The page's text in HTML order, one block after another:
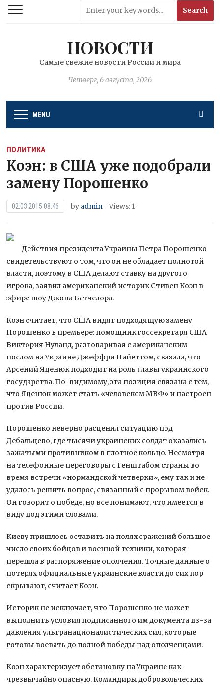
НОВОСТИ
Самые свежие новости России и мира
Четверг, 6 августа, 2026
MENU
ПОЛИТИКА
Коэн: в США уже подобрали
замену Порошенко
02.03.2015 08:46 by admin Views: 1
Действия президента Украины Петра Порошенко
свидетельствуют о том, что он не обладает полнотой
власти, поэтому в США делают ставку на другого
игрока, заявил американский историк Стивен Коэн в
эфире шоу Джона Батчелора.
Коэн считает, что США видят подходящую замену
Порошенко в премьере: помощник госсекретаря США
Виктория Нуланд, разговаривая с американским
послом на Украине Джеффри Пайеттом, сказала, что
Арсений Яценюк подходит на роль главы украинского
государства. По-видимому, эта позиция связана с тем,
что Яценюк может стать «человеком МВФ» и настроен
против России.
Порошенко неверно расценил ситуацию под
Дебальцево, где тысячи украинских солдат оказались
зажатыми противником в плотное кольцо. Несмотря
на телефонные переговоры с Генштабом страны во
время встречи «нормандской четверки», ему так и не
удалось решить вопрос, связанный с прорывом войск.
Он говорит о победе, но все понимают, что имеется в
виду под этими словами.
Киеву пришлось оставить на полях сражений большое
число своих бойцов и военной техники, которая
перешла в распоряжение ополчения. Точные данные о
потерях официальные украинские власти до сих пор
скрывают, считает Коэн.
Историк не исключает, что Порошенко не может
выполнить условия подписанного им документа из-за
давления ультранационалистических сил, которые
готовы воевать до полной победы над ополченцами.
Коэн характеризует обстановку на Украине как
чрезвычайно опасную. Командиры добровольческих